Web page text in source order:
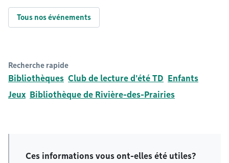
Tous nos événements
Recherche rapide
Bibliothèques Club de lecture d'été TD Enfants
Jeux Bibliothèque de Rivière-des-Prairies
Ces informations vous ont-elles été utiles?